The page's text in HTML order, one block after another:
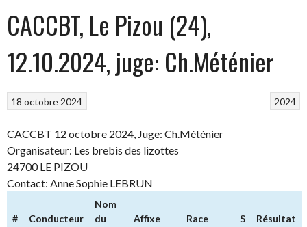
CACCBT, Le Pizou (24),
12.10.2024, juge: Ch.Méténier
2024
18 octobre 2024
CACCBT 12 octobre 2024, Juge: Ch.Méténier
Organisateur: Les brebis des lizottes
24700 LE PIZOU
Contact: Anne Sophie LEBRUN
# Conducteur
Nom
du
Affixe Race S Résultat